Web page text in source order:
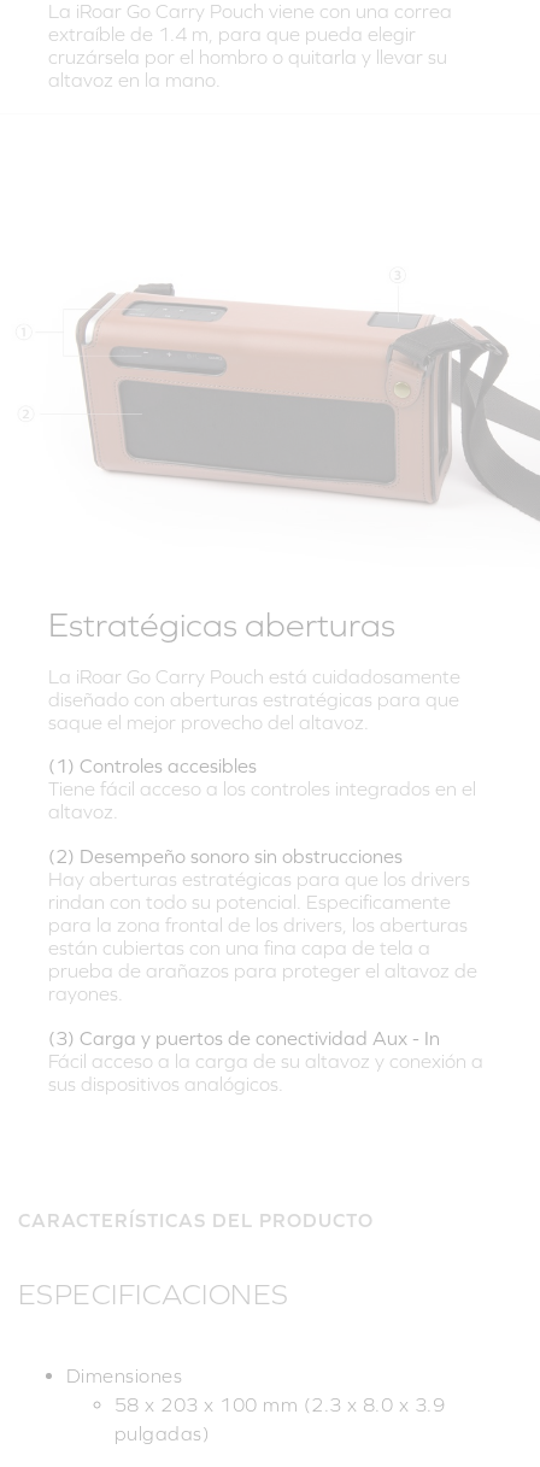
La iRoar Go Carry Pouch viene con una correa
extraíble de 1.4 m, para que pueda elegir
cruzársela por el hombro o quitarla y llevar su
altavoz en la mano.
Estratégicas aberturas
La iRoar Go Carry Pouch está cuidadosamente
diseñado con aberturas estratégicas para que
saque el mejor provecho del altavoz.
(1) Controles accesibles
Tiene fácil acceso a los controles integrados en el
altavoz.
(2) Desempeño sonoro sin obstrucciones
Hay aberturas estratégicas para que los drivers
rindan con todo su potencial. Especificamente
para la zona frontal de los drivers, los aberturas
están cubiertas con una fina capa de tela a
prueba de arañazos para proteger el altavoz de
rayones.
(3) Carga y puertos de conectividad Aux - In
Fácil acceso a la carga de su altavoz y conexión a
sus dispositivos analógicos.
CARACTERÍSTICAS DEL PRODUCTO
ESPECIFICACIONES
Dimensiones
58 x 203 x 100 mm (2.3 x 8.0 x 3.9
pulgadas)